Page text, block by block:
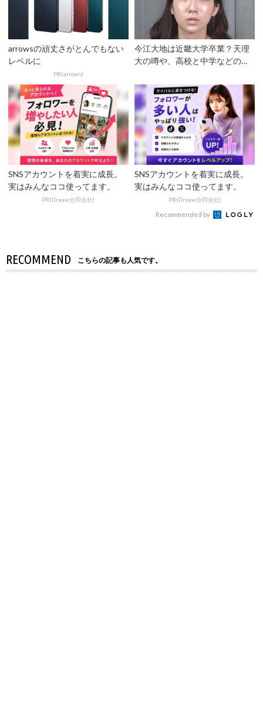
arrowsの頑丈さがとんでもない
レベルに
PR(arrows)
今江大地は近畿大学卒業？天理
大の噂や、高校と中学などの学
SNSアカウントを着実に成長。
実はみんなココ使ってます。
PR(Dreaw合同会社)
SNSアカウントを着実に成長。
実はみんなココ使ってます。
PR(Dreaw合同会社)
Recommended by
RECOMMEND こちらの記事も人気です。